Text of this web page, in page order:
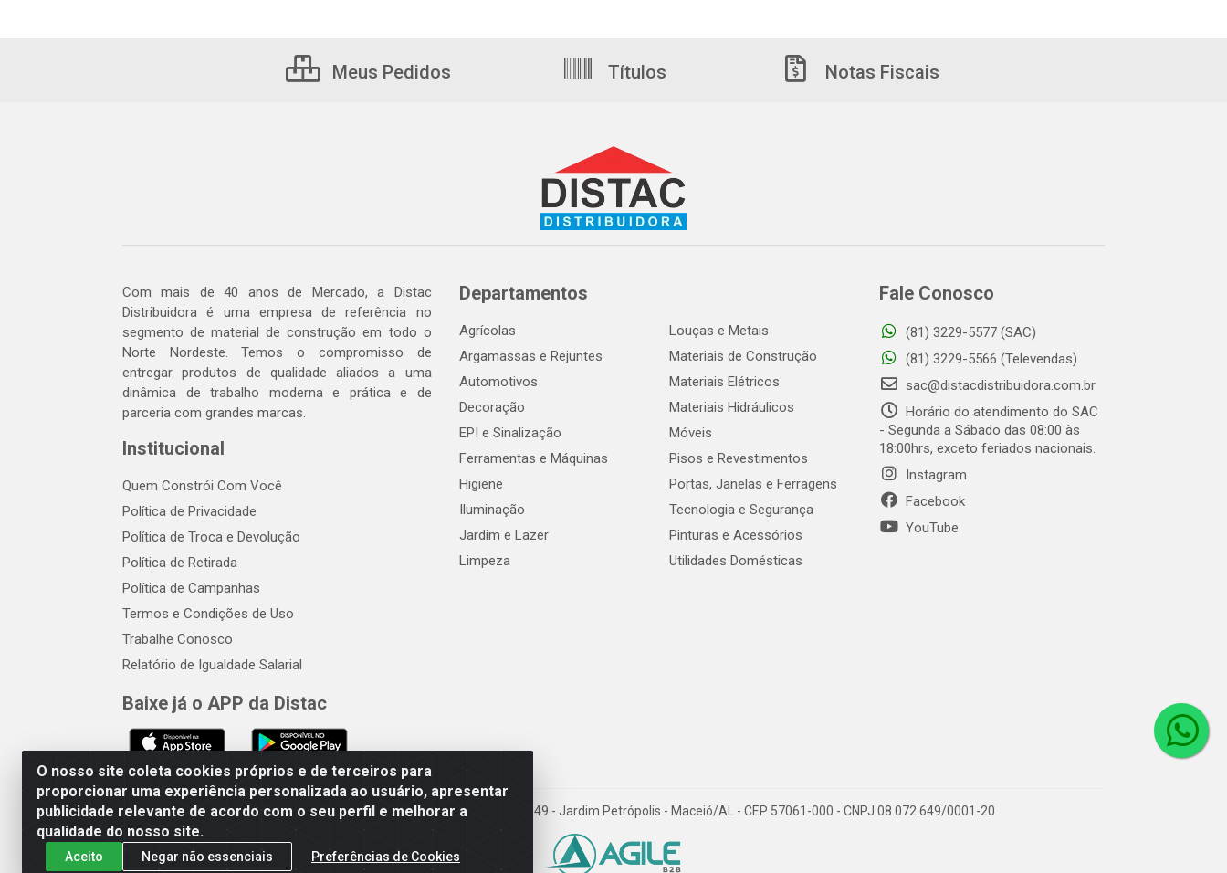
O nosso site coleta cookies próprios e de terceiros para
proporcionar uma experiência personalizada ao usuário, apresentar
publicidade relevante de acordo com o seu perfil e melhorar a
qualidade do nosso site.
Aceito Negar não essenciais Preferências de Cookies
Meus Pedidos Títulos Notas Fiscais
Com mais de 40 anos de Mercado, a Distac
Distribuidora é uma empresa de referência no
segmento de material de construção em todo o
Norte Nordeste. Temos o compromisso de
entregar produtos de qualidade aliados a uma
dinâmica de trabalho moderna e prática e de
parceria com grandes marcas.
Institucional
Quem Constrói Com Você
Política de Privacidade
Política de Troca e Devolução
Política de Retirada
Política de Campanhas
Termos e Condições de Uso
Trabalhe Conosco
Relatório de Igualdade Salarial
Baixe já o APP da Distac
Departamentos
Agrícolas
Argamassas e Rejuntes
Automotivos
Decoração
EPI e Sinalização
Ferramentas e Máquinas
Higiene
Iluminação
Jardim e Lazer
Limpeza
Louças e Metais
Materiais de Construção
Materiais Elétricos
Materiais Hidráulicos
Móveis
Pisos e Revestimentos
Portas, Janelas e Ferragens
Tecnologia e Segurança
Pinturas e Acessórios
Utilidades Domésticas
Fale Conosco
(81) 3229-5577 (SAC)
(81) 3229-5566 (Televendas)
sac@distacdistribuidora.com.br
Horário do atendimento do SAC
- Segunda a Sábado das 08:00 às
18:00hrs, exceto feriados nacionais.
Instagram
Facebook
YouTube
Distac Distribuidora - Av. Durval de Góes Monteiro, 7049 - Jardim Petrópolis - Maceió/AL - CEP 57061-000 - CNPJ 08.072.649/0001-20